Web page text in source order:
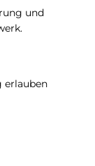
und
erlauben